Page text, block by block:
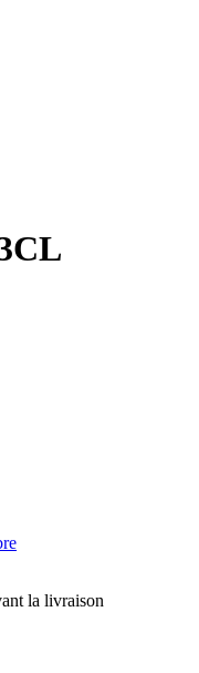
la livraison